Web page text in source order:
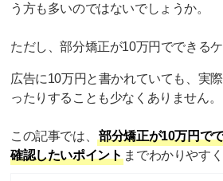
う方も多いのではないでしょうか。
ただし、部分矯正が10万円でできる
広告に10万円と書かれていても、実
ったりすることも少なくありません。
この記事では、
部分矯正が10万円で
確認したいポイント までわかりやす